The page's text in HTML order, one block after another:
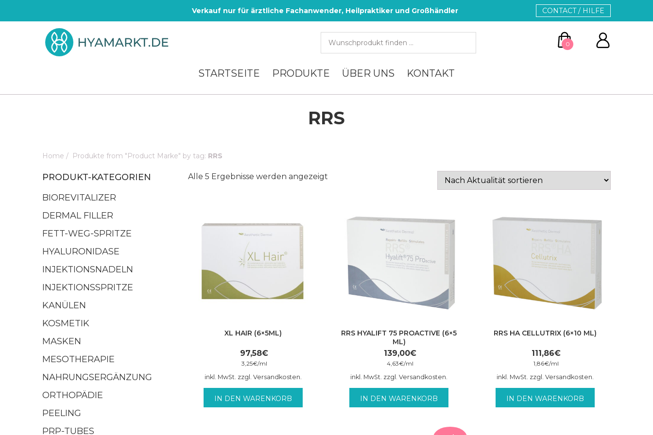
Verkauf nur für ärztliche Fachanwender, Heilpraktiker und Großhändler CONTACT / HILFE
0
WEITER EINKAUFEN
STARTSEITE PRODUKTE ÜBER UNS KONTAKT
RRS
Home / Produkte from "Product Marke" by tag: RRS
PRODUKT-KATEGORIEN
BIOREVITALIZER
DERMAL FILLER
FETT-WEG-SPRITZE
HYALURONIDASE
INJEKTIONSNADELN
INJEKTIONSSPRITZE
KANÜLEN
KOSMETIK
MASKEN
MESOTHERAPIE
NAHRUNGSERGÄNZUNG
ORTHOPÄDIE
PEELING
PRP-TUBES
Alle 5 Ergebnisse werden angezeigt
XL HAIR (6×5ML)
97,58€
3,25€/ml
inkl. MwSt. zzgl. Versandkosten.
IN DEN WARENKORB
RRS HYALIFT 75 PROACTIVE (6×5
ML)
139,00€
4,63€/ml
inkl. MwSt. zzgl. Versandkosten.
IN DEN WARENKORB
RRS HA CELLUTRIX (6×10 ML)
111,86€
1,86€/ml
inkl. MwSt. zzgl. Versandkosten.
IN DEN WARENKORB